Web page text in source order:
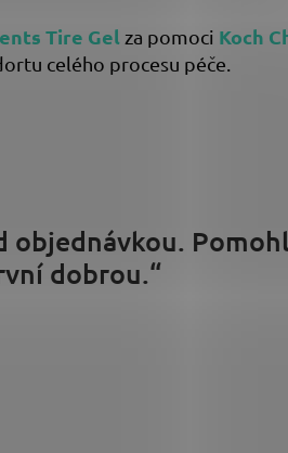
Tire Gel za pomoci Koch
celého procesu péče.
objednávkou.
dobrou.“